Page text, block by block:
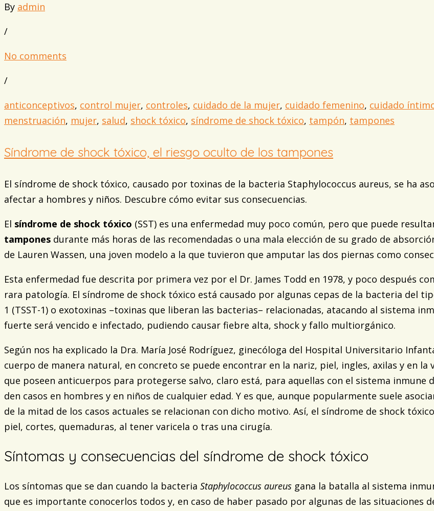
By admin
/
No comments
/
anticonceptivos, control mujer, controles, cuidado de la mujer, cuidado femenino, cuidado
menstruación, mujer, salud, shock tóxico, síndrome de shock tóxico, tampón, tampones
Síndrome de shock tóxico, el riesgo oculto de los tampones
El síndrome de shock tóxico, causado por toxinas de la bacteria Staphylococcus aureus, se ha
afectar a hombres y niños. Descubre cómo evitar sus consecuencias.
El síndrome de shock tóxico (SST) es una enfermedad muy poco común, pero que puede
tampones durante más horas de las recomendadas o una mala elección de su grado de
de Lauren Wassen, una joven modelo a la que tuvieron que amputar las dos piernas como
Esta enfermedad fue descrita por primera vez por el Dr. James Todd en 1978, y poco después
rara patología. El síndrome de shock tóxico está causado por algunas cepas de la bacteria del
1 (TSST-1) o exotoxinas –toxinas que liberan las bacterias– relacionadas, atacando al sistema
fuerte será vencido e infectado, pudiendo causar fiebre alta, shock y fallo multiorgánico.
Según nos ha explicado la Dra. María José Rodríguez, ginecóloga del Hospital Universitario
cuerpo de manera natural, en concreto se puede encontrar en la nariz, piel, ingles, axilas y en la
que poseen anticuerpos para protegerse salvo, claro está, para aquellas con el sistema
den casos en hombres y en niños de cualquier edad. Y es que, aunque popularmente suele
de la mitad de los casos actuales se relacionan con dicho motivo. Así, el síndrome de shock
piel, cortes, quemaduras, al tener varicela o tras una cirugía.
Síntomas y consecuencias del síndrome de shock tóxico
Los síntomas que se dan cuando la bacteria Staphylococcus aureus gana la batalla al sistema
que es importante conocerlos todos y, en caso de haber pasado por algunas de las situaciones